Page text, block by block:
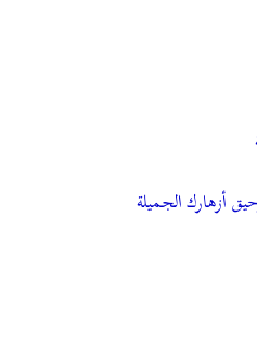
أزهارك الجميلة